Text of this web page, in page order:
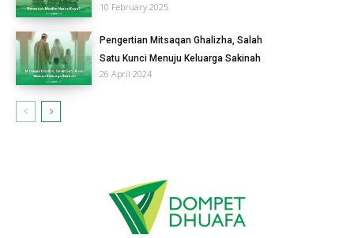
10 February 2025
Pengertian Mitsaqan Ghalizha, Salah
Satu Kunci Menuju Keluarga Sakinah
26 April 2024